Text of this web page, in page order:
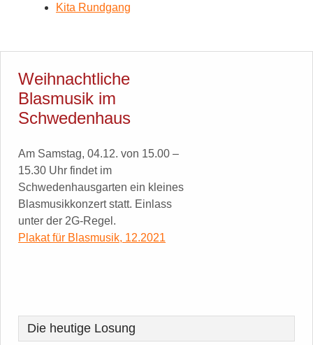
Kita Rundgang
Weihnachtliche
Blasmusik im
Schwedenhaus
Am Samstag, 04.12. von 15.00 –
15.30 Uhr findet im
Schwedenhausgarten ein kleines
Blasmusikkonzert statt. Einlass
unter der 2G-Regel.
Plakat für Blasmusik, 12.2021
Die heutige Losung